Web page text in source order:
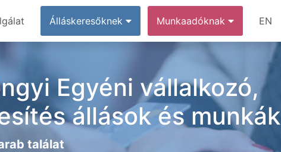
Álláskeresőknek Munkaadóknak EN
Egyéni vállalkozó,
állások és munkák
találat